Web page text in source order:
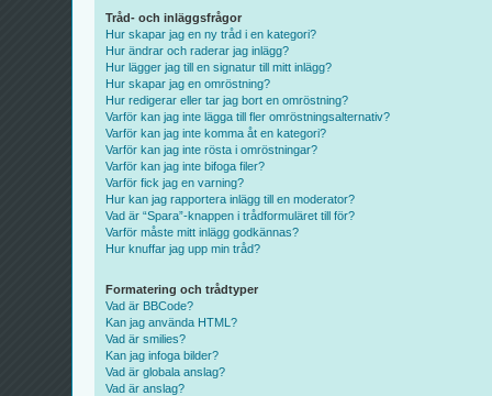
Tråd- och inläggsfrågor
Hur skapar jag en ny tråd i en kategori?
Hur ändrar och raderar jag inlägg?
Hur lägger jag till en signatur till mitt inlägg?
Hur skapar jag en omröstning?
Hur redigerar eller tar jag bort en omröstning?
Varför kan jag inte lägga till fler omröstningsalternativ?
Varför kan jag inte komma åt en kategori?
Varför kan jag inte rösta i omröstningar?
Varför kan jag inte bifoga filer?
Varför fick jag en varning?
Hur kan jag rapportera inlägg till en moderator?
Vad är “Spara”-knappen i trådformuläret till för?
Varför måste mitt inlägg godkännas?
Hur knuffar jag upp min tråd?
Formatering och trådtyper
Vad är BBCode?
Kan jag använda HTML?
Vad är smilies?
Kan jag infoga bilder?
Vad är globala anslag?
Vad är anslag?